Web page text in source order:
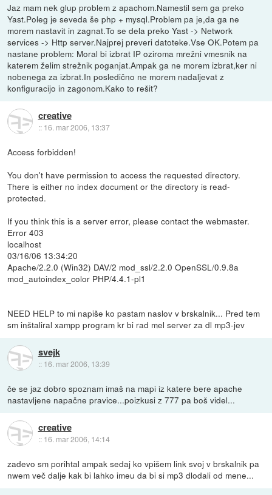
Jaz mam nek glup problem z apachom.Namestil sem ga preko
Yast.Poleg je seveda še php + mysql.Problem pa je,da ga ne
morem nastavit in zagnat.To se dela preko Yast -> Network
services -> Http server.Najprej preveri datoteke.Vse OK.Potem pa
nastane problem: Moral bi izbrat IP oziroma mrežni vmesnik na
katerem želim strežnik poganjat.Ampak ga ne morem izbrat,ker ni
nobenega za izbrat.In posledično ne morem nadaljevat z
konfiguracijo in zagonom.Kako to rešit?
creative
:: 16. mar 2006, 13:37
Access forbidden!
You don't have permission to access the requested directory.
There is either no index document or the directory is read-
protected.
If you think this is a server error, please contact the webmaster.
Error 403
localhost
03/16/06 13:34:20
Apache/2.2.0 (Win32) DAV/2 mod_ssl/2.2.0 OpenSSL/0.9.8a
mod_autoindex_color PHP/4.4.1-pl1
NEED HELP to mi napiše ko pastam naslov v brskalnik... Pred tem
sm inštaliral xampp program kr bi rad mel server za dl mp3-jev
svejk
:: 16. mar 2006, 13:39
če se jaz dobro spoznam imaš na mapi iz katere bere apache
nastavljene napačne pravice...poizkusi z 777 pa boš videl...
creative
:: 16. mar 2006, 14:14
zadevo sm porihtal ampak sedaj ko vpišem link svoj v brskalnik pa
nwem več dalje kak bi lahko imeu da bi si mp3 dlodali od mene...